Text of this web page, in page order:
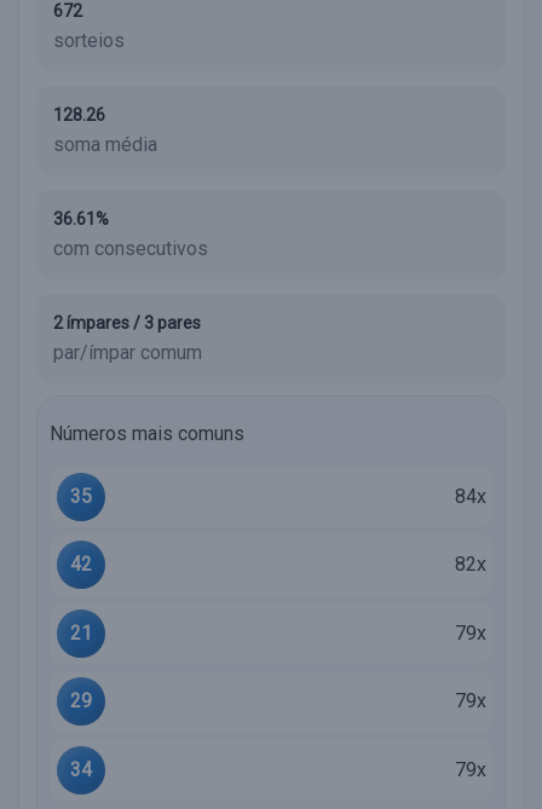
672
sorteios
128.26
soma média
36.61%
com consecutivos
2 ímpares / 3 pares
par/ímpar comum
Números mais comuns
35 84x
42 82x
21 79x
29 79x
34 79x